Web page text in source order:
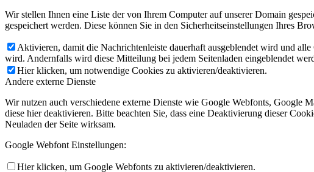
Wir stellen Ihnen eine Liste der von Ihrem Computer auf unserer Domain
gespeichert werden. Diese können Sie in den Sicherheitseinstellungen Ihres
Aktivieren, damit die Nachrichtenleiste dauerhaft ausgeblendet wird und
wird. Andernfalls wird diese Mitteilung bei jedem Seitenladen eingeblendet
Hier klicken, um notwendige Cookies zu aktivieren/deaktivieren.
Andere externe Dienste
Wir nutzen auch verschiedene externe Dienste wie Google Webfonts, Google
diese hier deaktivieren. Bitte beachten Sie, dass eine Deaktivierung dieser
Neuladen der Seite wirksam.
Google Webfont Einstellungen:
Hier klicken, um Google Webfonts zu aktivieren/deaktivieren.